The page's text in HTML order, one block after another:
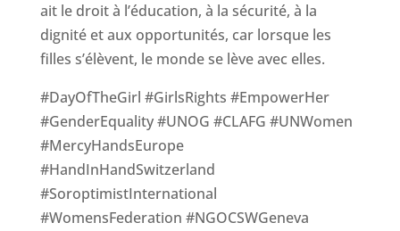
ait le droit à l’éducation, à la sécurité, à la
dignité et aux opportunités, car lorsque les
filles s’élèvent, le monde se lève avec elles.
#DayOfTheGirl #GirlsRights #EmpowerHer
#GenderEquality #UNOG #CLAFG #UNWomen
#MercyHandsEurope
#HandInHandSwitzerland
#SoroptimistInternational
#WomensFederation #NGOCSWGeneva